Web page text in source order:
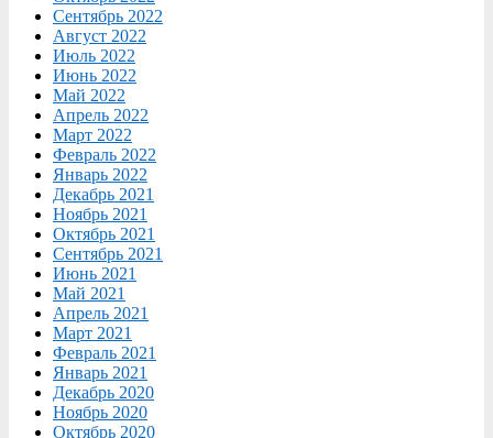
Сентябрь 2022
Август 2022
Июль 2022
Июнь 2022
Май 2022
Апрель 2022
Март 2022
Февраль 2022
Январь 2022
Декабрь 2021
Ноябрь 2021
Октябрь 2021
Сентябрь 2021
Июнь 2021
Май 2021
Апрель 2021
Март 2021
Февраль 2021
Январь 2021
Декабрь 2020
Ноябрь 2020
Октябрь 2020